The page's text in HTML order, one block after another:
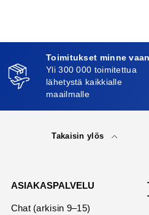
Toimitukset minne vaan
Yli 300 000 toimitettua
lähetystä kaikkialle
maailmalle
Takaisin ylös
ASIAKASPALVELU
Chat (arkisin 9–15)